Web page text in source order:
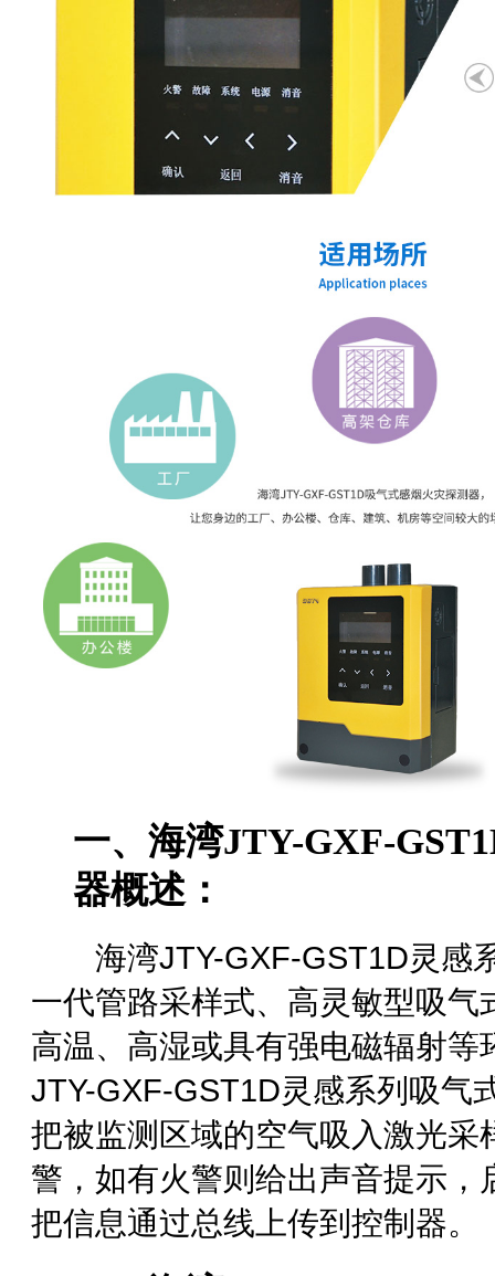
一、海湾JTY-GXF-
器概述：
海湾JTY-GXF-GST1D灵感
一代管路采样式、高灵敏型吸
高温、高湿或具有强电磁辐射等
JTY-GXF-GST1D灵感系列吸气
把被监测区域的空气吸入激光
警，如有火警则给出声音提示
把信息通过总线上传到控制器。